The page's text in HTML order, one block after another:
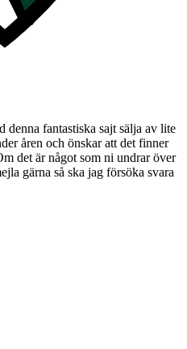
fantastiska sajt sälja av lite
åren och önskar att det finner
det är något som ni undrar över
gärna så ska jag försöka svara